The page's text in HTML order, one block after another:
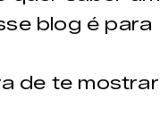
blog é para
de te mostrar